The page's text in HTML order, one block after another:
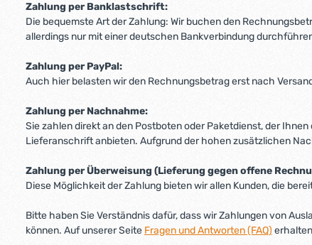
Zahlung per Banklastschrift:
Die bequemste Art der Zahlung: Wir buchen den
allerdings nur mit einer deutschen Bankverbindung
Zahlung per PayPal:
Auch hier belasten wir den Rechnungsbetrag erst nach
Zahlung per Nachnahme:
Sie zahlen direkt an den Postboten oder Paketdienst, der
Lieferanschrift anbieten. Aufgrund der hohen zusätzlichen
Zahlung per Überweisung (Lieferung gegen offene
Diese Möglichkeit der Zahlung bieten wir allen Kunden, die
Bitte haben Sie Verständnis dafür, dass wir Zahlungen von
können. Auf unserer Seite Fragen und Antworten (FAQ)